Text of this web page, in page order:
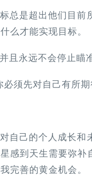
总是超出他们目
么才能实现目标。
且永远不会停止瞄
必须先对自己有所
自己的个人成长
感到天生需要弥
完善的黄金机会。